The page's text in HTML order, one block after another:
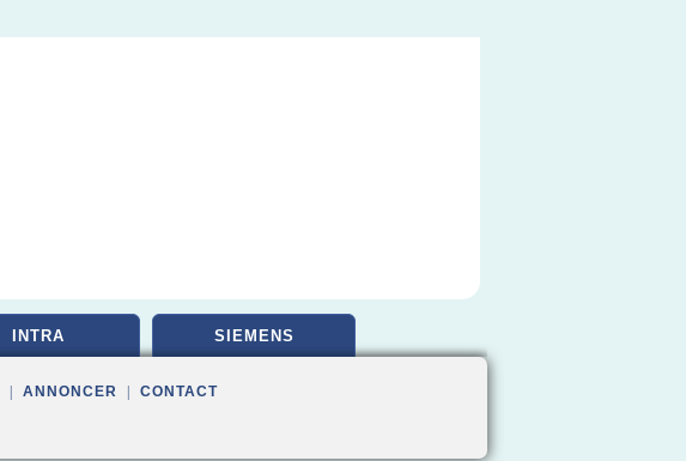
INTRA SIEMENS
ANNONCER CONTACT